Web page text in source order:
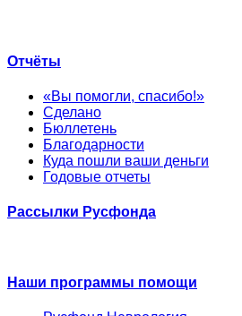
Отчёты
«Вы помогли, спасибо!»
Сделано
Бюллетень
Благодарности
Куда пошли ваши деньги
Годовые отчеты
Рассылки Русфонда
Наши программы помощи